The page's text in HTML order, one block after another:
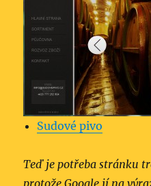
Sudové pivo
Teď je potřeba stránku